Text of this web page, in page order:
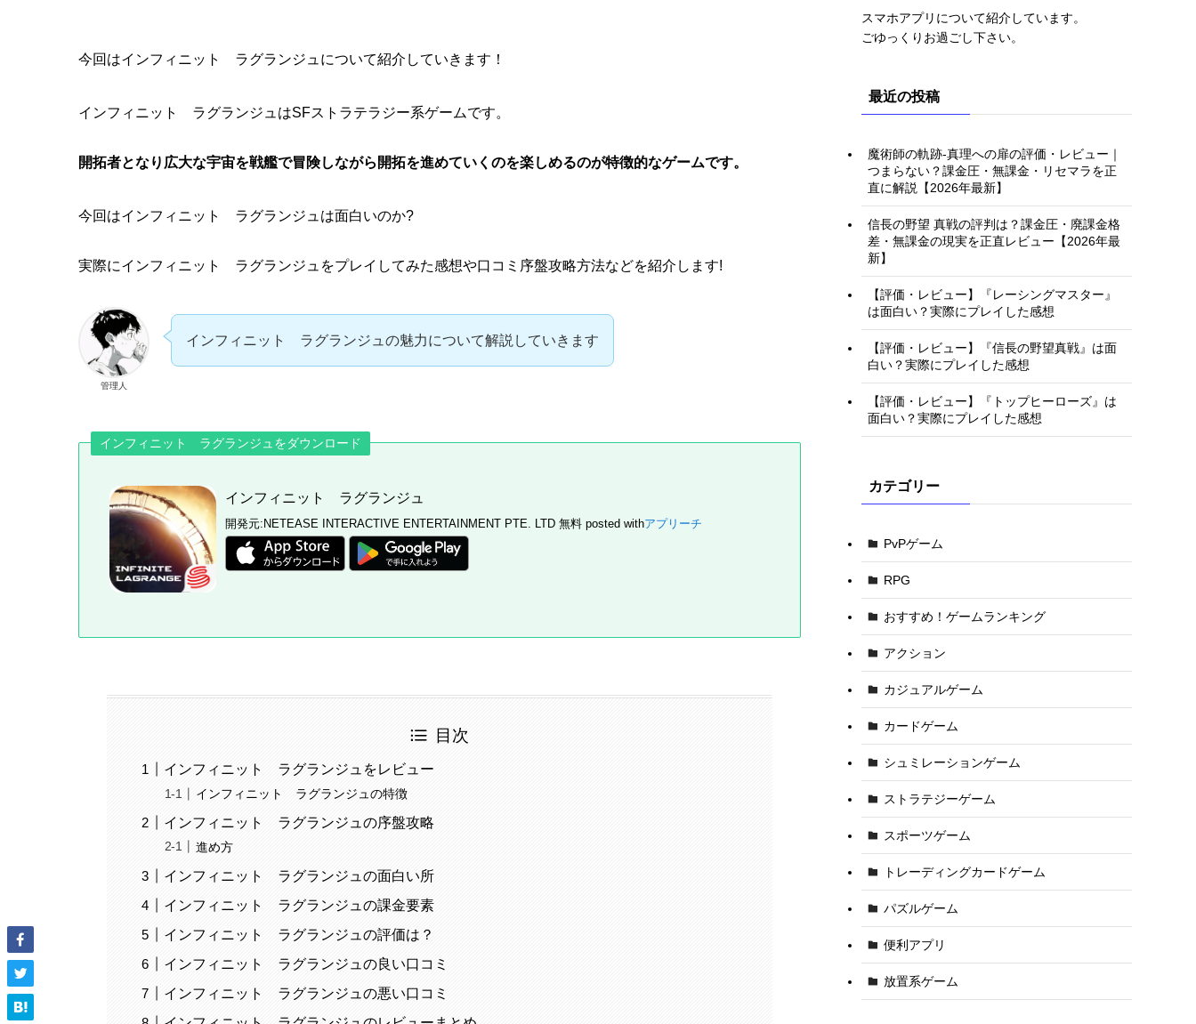
今回はインフィニット ラグランジュについて紹介していきます！
インフィニット ラグランジュはSFストラテラジー系ゲームです。
開拓者となり広大な宇宙を戦艦で冒険しながら開拓を進めていくのを楽しめるのが特徴的なゲームです。
今回はインフィニット ラグランジュは面白いのか?
実際にインフィニット ラグランジュをプレイしてみた感想や口コミ 序盤攻略方法などを紹介します!
管理人
インフィニット ラグランジュの魅力について解説していきます
インフィニット ラグランジュをダウンロード
インフィニット ラグランジュ
開発元:NETEASE INTERACTIVE ENTERTAINMENT PTE. LTD 無料 posted withアプリーチ
目次
インフィニット ラグランジュをレビュー
インフィニット ラグランジュの特徴
インフィニット ラグランジュの序盤攻略
進め方
インフィニット ラグランジュの面白い所
インフィニット ラグランジュの課金要素
インフィニット ラグランジュの評価は？
インフィニット ラグランジュの良い口コミ
インフィニット ラグランジュの悪い口コミ
スマホアプリについて紹介しています。
ごゆっくりお過ごし下さい。
最近の投稿
魔術師の軌跡-真理への扉の評価・レビュー｜
つまらない？課金圧・無課金・リセマラを正
直に解説【2026年最新】
信長の野望 真戦の評判は？課金圧・廃課金格
差・無課金の現実を正直レビュー【2026年最
新】
【評価・レビュー】『レーシングマスター』
は面白い？実際にプレイした感想
【評価・レビュー】『信長の野望真戦』は面
白い？実際にプレイした感想
【評価・レビュー】『トップヒーローズ』は
面白い？実際にプレイした感想
カテゴリー
PvPゲーム
RPG
おすすめ！ゲームランキング
アクション
カジュアルゲーム
カードゲーム
シュミレーションゲーム
ストラテジーゲーム
スポーツゲーム
トレーディングカードゲーム
パズルゲーム
便利アプリ
放置系ゲーム